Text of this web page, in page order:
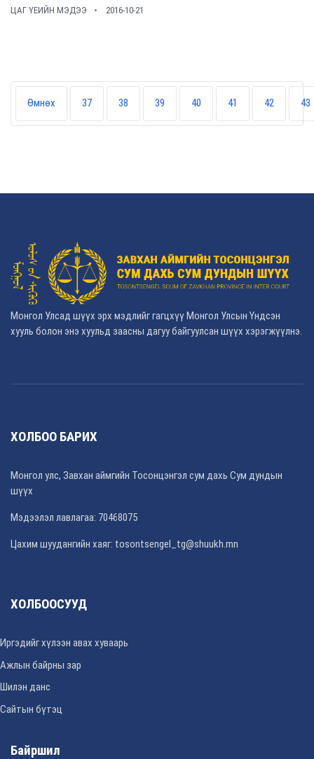
ЦАГ ҮЕИЙН МЭДЭЭ 2016-10-21
Өмнөх 37 38 39 40 41 42 43
Монгол Улсад шүүх эрх мэдлийг гагцхүү Монгол Улсын Үндсэн
хууль болон энэ хуульд заасны дагуу байгуулсан шүүх хэрэгжүүлнэ.
ХОЛБОО БАРИХ
Монгол улс, Завхан аймгийн Тосонцэнгэл сум дахь Сум дундын
шүүх
Мэдээлэл лавлагаа: 70468075
Цахим шуудангийн хаяг: tosontsengel_tg@shuukh.mn
ХОЛБООСУУД
Иргэдийг хүлээн авах хуваарь
Ажлын байрны зар
Шилэн данс
Сайтын бүтэц
Байршил